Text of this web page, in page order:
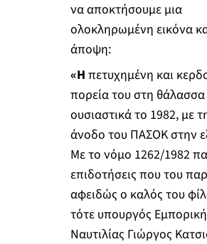
να αποκτήσουμε μια
ολοκληρωμένη εικόνα
άποψη:
«H πετυχημένη και
πορεία του στη θάλασσα
ουσιαστικά το 1982, με
άνοδο του ΠΑΣΟΚ στην
Με το νόμο 1262/1982
επιδοτήσεις που του
αφειδώς ο καλός του
τότε υπουργός
Ναυτιλίας Γιώργος